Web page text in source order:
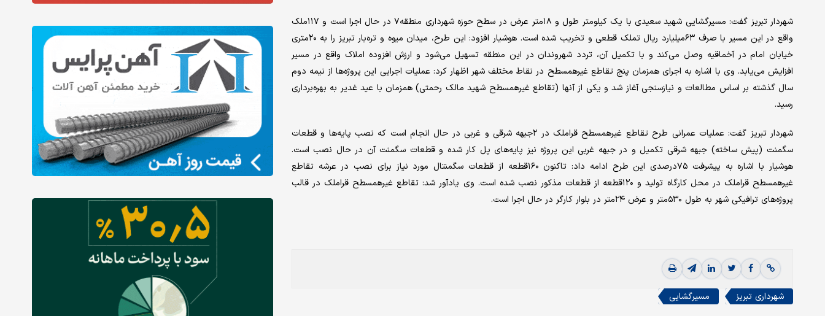
شهردار تبریز گفت: مسیرگشایی شهید سعیدی با یک کیلومتر طول و ۱۸متر عرض در سطح حوزه شهرداری منطقه۷ در حال اجرا است و ۱۱۷ملک
واقع در این مسیر با صرف ۶۳میلیارد ریال تملک قطعی و تخریب شده است. هوشیار افزود: این طرح، میدان میوه و تره‌بار تبریز را به ۲۰متری
خیابان امام در آخماقیه وصل می‌کند و با تکمیل آن، تردد شهروندان در این منطقه تسهیل می‌شود و ارزش‌ افزوده املاک واقع در مسیر
افزایش می‌یابد. وی با اشاره به اجرای همزمان پنج تقاطع غیرهمسطح در نقاط مختلف شهر اظهار کرد: عملیات اجرایی این پروژه‌ها از نیمه دوم
سال گذشته بر اساس مطالعات و نیازسنجی آغاز شد و یکی از آنها (تقاطع غیرهمسطح شهید مالک رحمتی) همزمان با عید غدیر به بهره‌برداری
رسید.
شهردار تبریز گفت: عملیات عمرانی طرح تقاطع غیرهمسطح قراملک در ۲جبهه شرقی و غربی در حال انجام است که نصب پایه‌ها و قطعات
سگمنت (پیش ساخته) جبهه شرقی تکمیل و در جبهه غربی این پروژه نیز پایه‌های پل کار شده و قطعات سگمنت آن در حال نصب است.
هوشیار با اشاره به پیشرفت ۷۵درصدی این طرح ادامه داد: تاکنون ۱۶۰قطعه از قطعات سگمنتال مورد نیاز برای نصب در عرشه تقاطع
غیرهمسطح قراملک در محل کارگاه تولید و ۱۲۰قطعه از قطعات مذکور نصب شده است. وی یادآور شد: تقاطع غیرهمسطح قراملک در قالب
پروژه‌های ترافیکی شهر به طول ۵۳۰متر و عرض ۲۴متر در بلوار کارگر در حال اجرا است.
شهرداری تبریز مسیرگشایی